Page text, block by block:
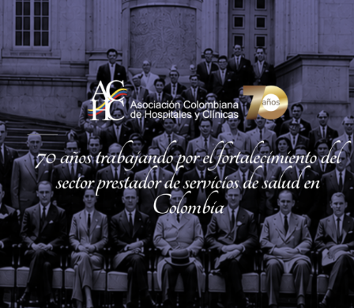
Eventos Internacionales
Ver más